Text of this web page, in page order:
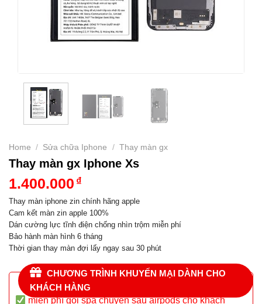
Home / Sửa chữa Iphone / Thay màn gx
Thay màn gx Iphone Xs
1.400.000 ₫
Thay màn iphone zin chính hãng apple
Cam kết màn zin apple 100%
Dán cường lực tĩnh điện chống nhìn trộm miễn phí
Bảo hành màn hình 6 tháng
Thời gian thay màn đợi lấy ngay sau 30 phút
CHƯƠNG TRÌNH KHUYẾN MẠI DÀNH CHO
KHÁCH HÀNG
miễn phí gói spa chuyên sâu airpods cho khách